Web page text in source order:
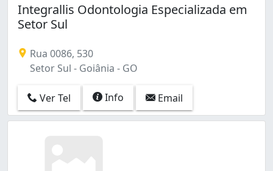
Integrallis Odontologia Especializada em
Setor Sul
Rua 0086, 530
Setor Sul - Goiânia - GO
Ver Tel Info Email